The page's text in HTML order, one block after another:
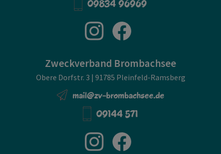
09834 96969
Zweckverband Brombachsee
Obere Dorfstr. 3 | 91785 Pleinfeld-Ramsberg
mail@zv-brombachsee.de
09144 571